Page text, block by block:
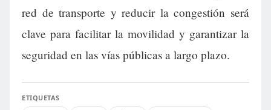
red de transporte y reducir la congestión será
clave para facilitar la movilidad y garantizar la
seguridad en las vías públicas a largo plazo.
ETIQUETAS